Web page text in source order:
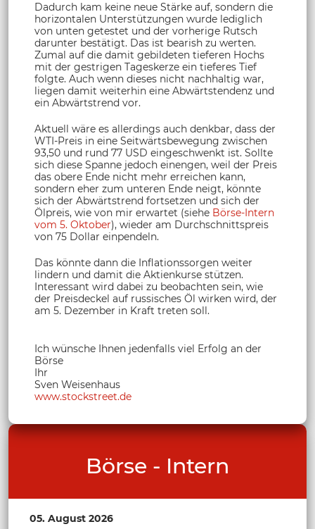
Dadurch kam keine neue Stärke auf, sondern die
horizontalen Unterstützungen wurde lediglich
von unten getestet und der vorherige Rutsch
darunter bestätigt. Das ist bearish zu werten.
Zumal auf die damit gebildeten tieferen Hochs
mit der gestrigen Tageskerze ein tieferes Tief
folgte. Auch wenn dieses nicht nachhaltig war,
liegen damit weiterhin eine Abwärtstendenz und
ein Abwärtstrend vor.
Aktuell wäre es allerdings auch denkbar, dass der
WTI-Preis in eine Seitwärtsbewegung zwischen
93,50 und rund 77 USD eingeschwenkt ist. Sollte
sich diese Spanne jedoch einengen, weil der Preis
das obere Ende nicht mehr erreichen kann,
sondern eher zum unteren Ende neigt, könnte
sich der Abwärtstrend fortsetzen und sich der
Ölpreis, wie von mir erwartet (siehe Börse-Intern
vom 5. Oktober), wieder am Durchschnittspreis
von 75 Dollar einpendeln.
Das könnte dann die Inflationssorgen weiter
lindern und damit die Aktienkurse stützen.
Interessant wird dabei zu beobachten sein, wie
der Preisdeckel auf russisches Öl wirken wird, der
am 5. Dezember in Kraft treten soll.
Ich wünsche Ihnen jedenfalls viel Erfolg an der
Börse
Ihr
Sven Weisenhaus
www.stockstreet.de
Börse - Intern
05. August 2026